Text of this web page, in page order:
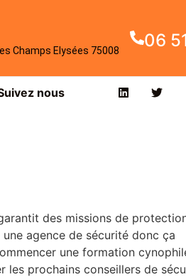
Champs Elysées 75008 06
nous
des missions de
agence de sécurité donc ça
une formation
les prochains conseillers de